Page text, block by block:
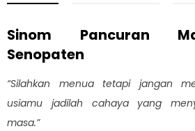
Sinom Pancuran
Senopaten
“Silahkan menua tetapi jangan
usiamu jadilah cahaya yang
masa.”